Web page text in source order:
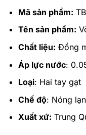
Mã sản phẩm:
Tên sản phẩm:
Chất liệu: Đồng
Áp lực nước:
Loại: Hai tay gạt
Chế độ: Nóng
Xuất xứ: Trung